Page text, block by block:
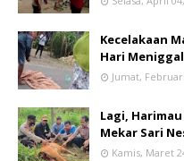
Kecelakaan
Hari
Jumat,
Lagi,
Mekar Sari
Kamis, Maret